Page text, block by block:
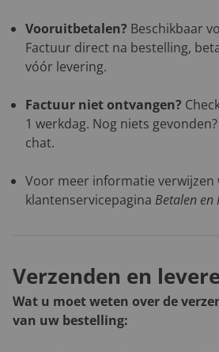
Vooruitbetalen? Beschikbaar
Factuur direct na bestelling,
vóór levering.
Factuur niet ontvangen?
1 werkdag. Nog niets
chat.
Voor meer informatie verwijzen
klantenservicepagina Betalen en
Verzenden en
Wat u moet weten over de
van uw bestelling: